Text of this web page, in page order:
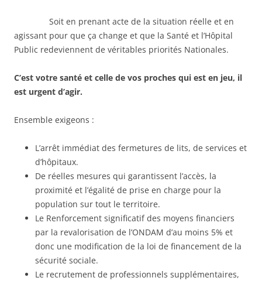
Soit en prenant acte de la situation réelle et en
agissant pour que ça change et que la Santé et l’Hôpital
Public redeviennent de véritables priorités Nationales.
C’est votre santé et celle de vos proches qui est en jeu, il
est urgent d’agir.
Ensemble exigeons :
L’arrêt immédiat des fermetures de lits, de services et
d’hôpitaux.
De réelles mesures qui garantissent l’accès, la
proximité et l’égalité de prise en charge pour la
population sur tout le territoire.
Le Renforcement significatif des moyens financiers
par la revalorisation de l’ONDAM d’au moins 5% et
donc une modification de la loi de financement de la
sécurité sociale.
Le recrutement de professionnels supplémentaires,